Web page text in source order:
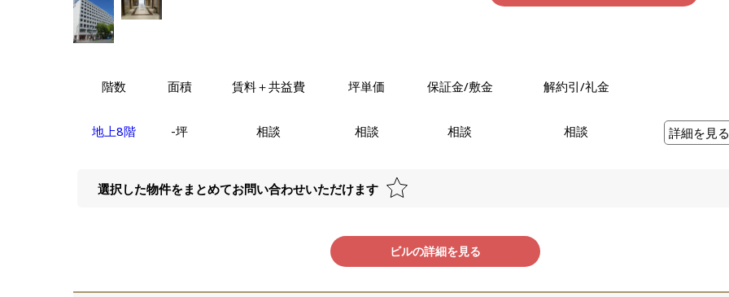
階数 面積 賃料＋共益費 坪単価 保証金/敷金 解約引/礼金
地上8階 -坪 相談 相談 相談 相談 詳細を見る
選択した物件をまとめてお問い合わせいただけます
ビルの詳細を見る